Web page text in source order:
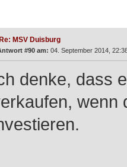
Re: MSV Duisburg
#90 am: 04. September 2014,
denke, dass
wenn